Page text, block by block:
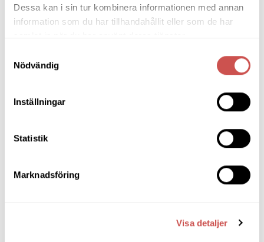
Dessa kan i sin tur kombinera informationen med annan
information som du har tillhandahållit eller som de har
Nödvändig
Inställningar
Statistik
Marknadsföring
Visa detaljer
Lammskinn White 00 Lammskinnskudde White 00
LÄGG TILL I VARUKORG